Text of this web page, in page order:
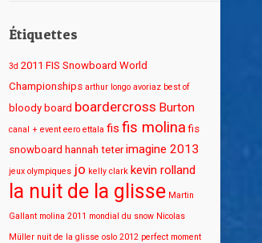
Étiquettes
3d 2011 FIS Snowboard World
Championships arthur longo avoriaz best of
bloody board boardercross Burton
canal + event eero ettala fis fis molina fis
snowboard hannah teter imagine 2013
jeux olympiques jo kelly clark kevin rolland
la nuit de la glisse Martin
Gallant molina 2011 mondial du snow Nicolas
Müller nuit de la glisse oslo 2012 perfect moment